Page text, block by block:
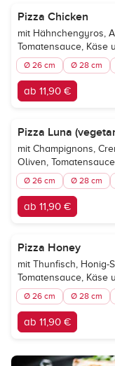
Pizza Chicken
mit Hähnchengyros,
Tomatensauce, Käse
Ø 26 cm Ø 28 cm
ab 11,90 €
Pizza Luna
mit Champignons,
Oliven,
Ø 26 cm Ø 28 cm
ab 11,90 €
Pizza Honey
mit Thunfisch, Honig-
Tomatensauce, Käse
Ø 26 cm Ø 28 cm
ab 11,90 €